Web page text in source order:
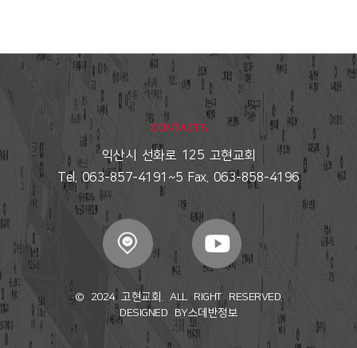
CONTACTS
익산시 선화로 125 고현교회
Tel. 063-857-4191~5 Fax. 063-858-4196
© 2024 고현교회. ALL RIGHT RESERVED.
DESIGNED BY스데반정보